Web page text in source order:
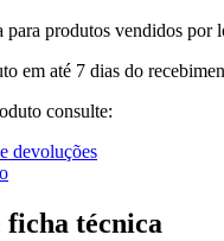
produtos vendidos por
em até 7 dias do
consulte:
devoluções
ficha técnica